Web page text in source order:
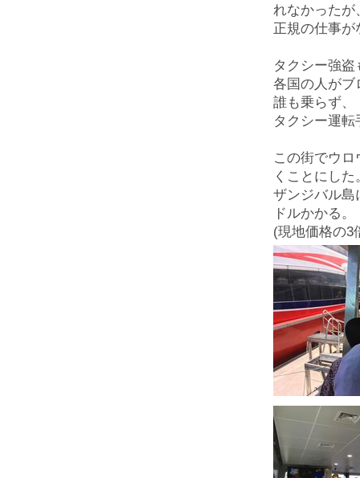
れなかったが
正規の仕事
タクシー強
各国の人がブ
誰も乗らず、
タクシー運
この街でウ
くことにした
ザンジバル島
ドルかかる。
(現地価格の3